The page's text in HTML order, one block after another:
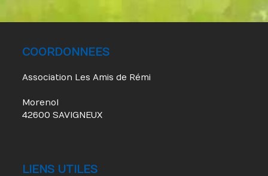
COORDONNEES
Association Les Amis de Rémi
Morenol
42600 SAVIGNEUX
LIENS UTILES